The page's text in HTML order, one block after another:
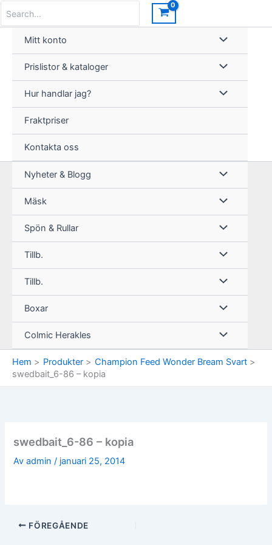
innehåll
for:
Mitt konto
Prislistor & kataloger
Hur handlar jag?
Fraktpriser
Kontakta oss
Nyheter & Blogg
Mäsk
Spön & Rullar
Tillb.
Tillb.
Boxar
Colmic Herakles
Hem Produkter
Champion Feed Wonder Bream Svart
swedbait_6-86 – kopia
swedbait_6-86 – kopia
Avadmin/ januari 25, 2014
FÖREGÅENDE